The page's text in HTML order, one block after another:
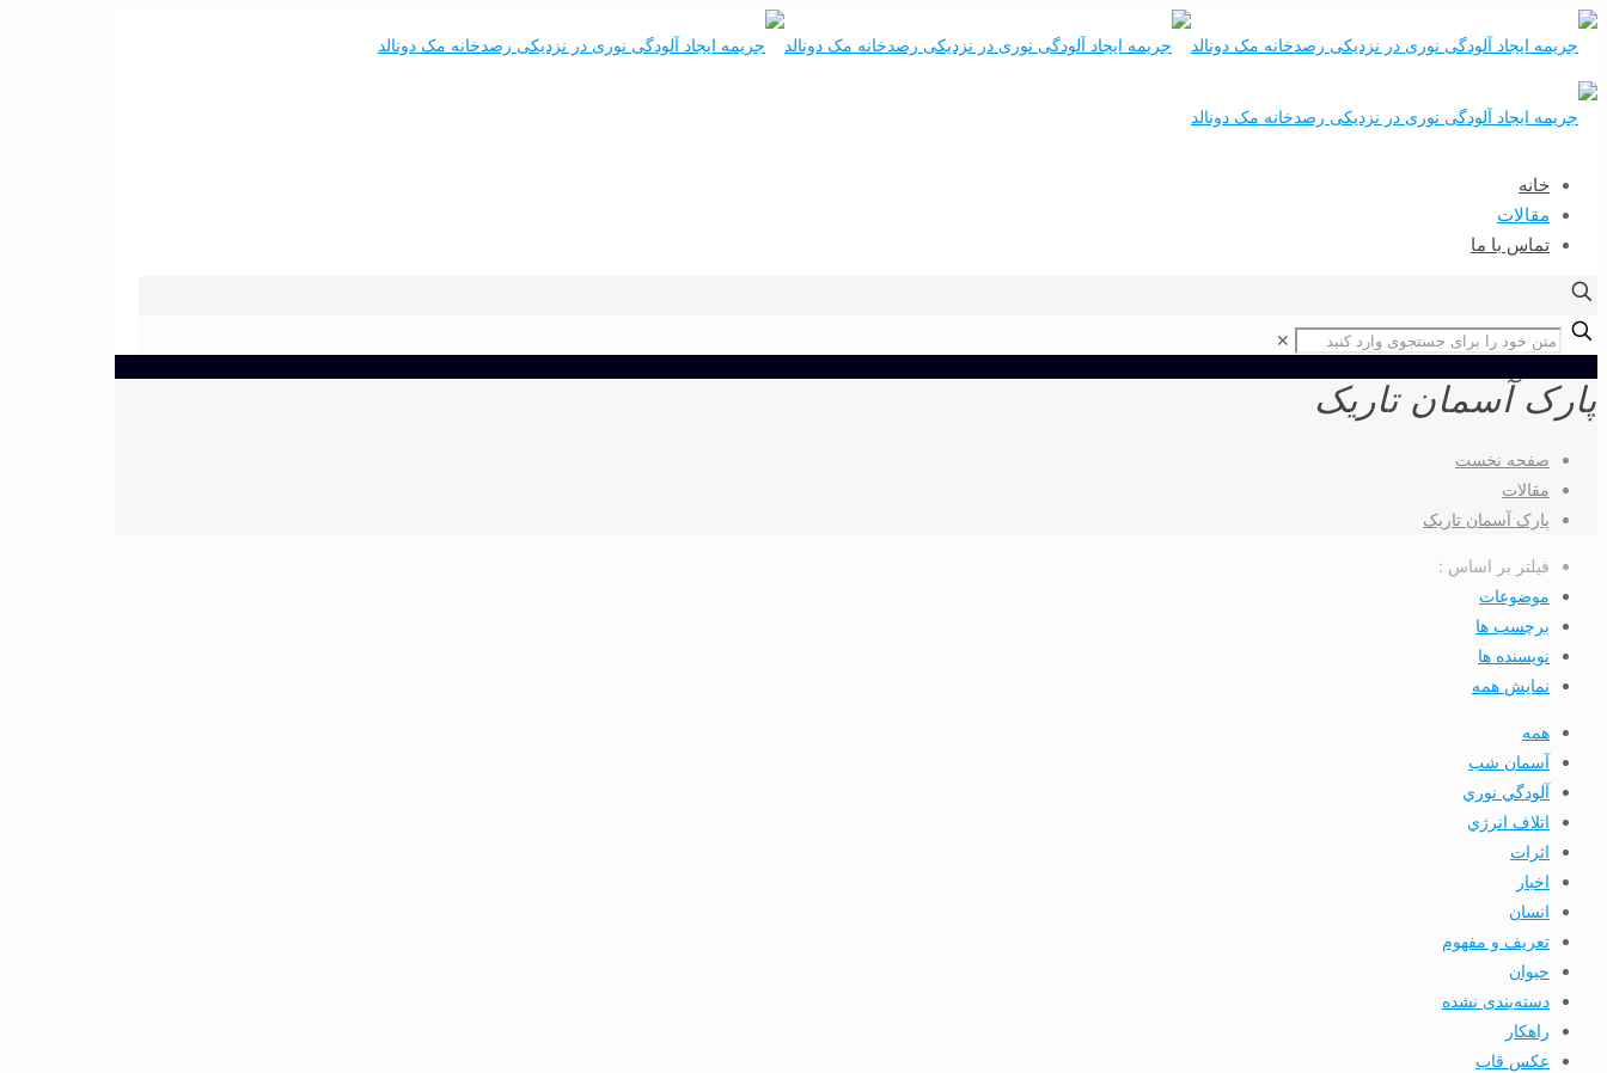
خانه
مقالات
تماس با ما
✕
پارک آسمان تاریک
صفحه نخست
مقالات
پارک آسمان تاریک
فیلتر بر اساس :
موضوعات
برچسب ها
نویسنده ها
نمایش همه
همه
آسمان شب
آلودگي نوري
اتلاف انرژي
اثرات
اخبار
انسان
تعريف و مفهوم
حیوان
دسته‌بندی نشده
راهکار
عکس قاب